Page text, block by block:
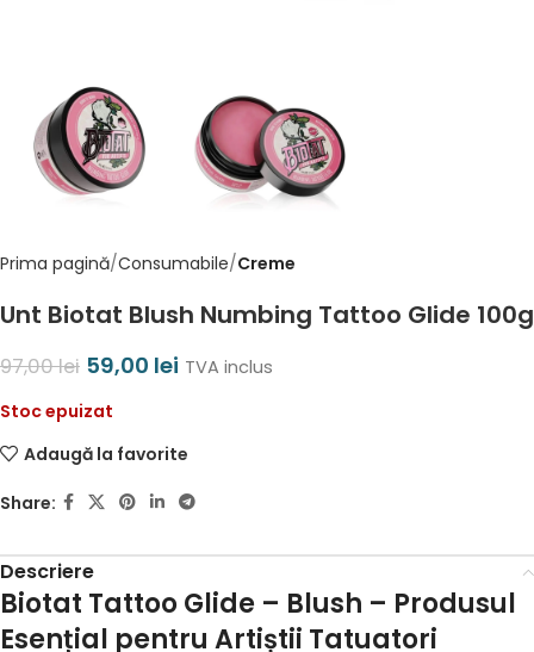
Prima pagină Consumabile Creme
Unt Biotat Blush Numbing Tattoo Glide 100g
97,00lei 59,00 lei TVA inclus
Stoc epuizat
Adaugă la favorite
Share:
Descriere
Biotat Tattoo Glide – Blush – Produsul
Esențial pentru Artiștii Tatuatori